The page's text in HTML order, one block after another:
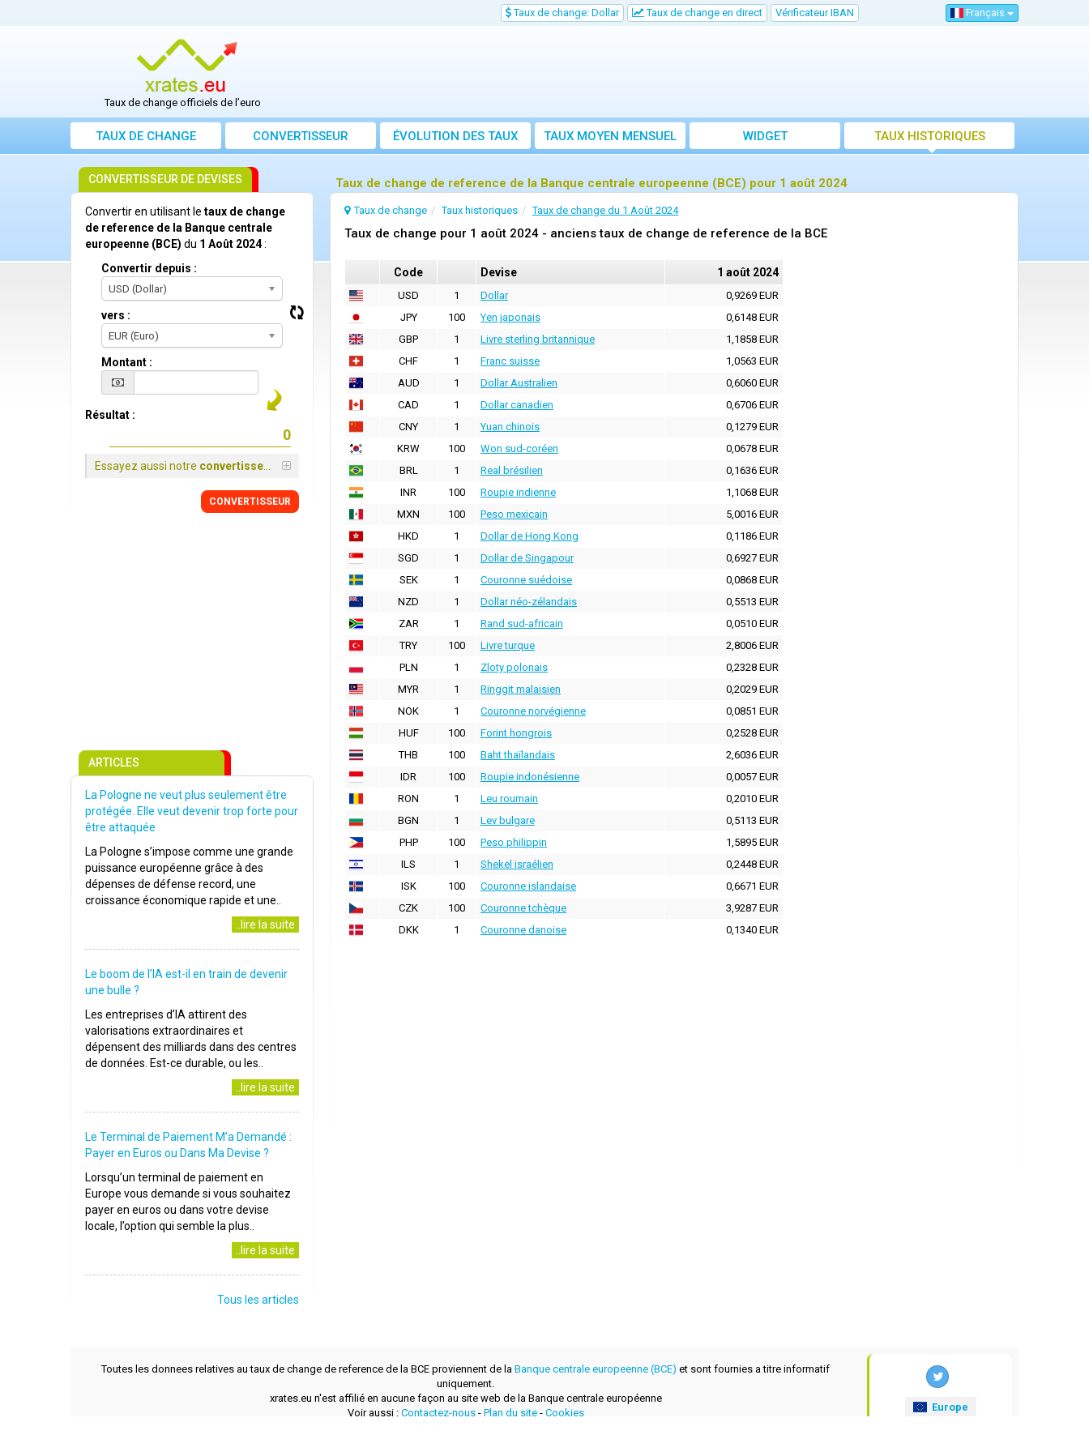
Taux de change: Dollar Taux de change en direct Vérificateur IBAN Français
Taux de change officiels de l’euro
TAUX DE CHANGE CONVERTISSEUR ÉVOLUTION DES TAUX TAUX MOYEN MENSUEL WIDGET TAUX HISTORIQUES
Taux de change de reference de la Banque centrale europeenne (BCE) pour 1 août 2024
Taux de change Taux historiques Taux de change du 1 Août 2024
Taux de change pour 1 août 2024 - anciens taux de change de reference de la BCE
Code Devise 1 août 2024
USD 1 Dollar
0,9269 EUR
JPY
100 Yen japonais
0,6148 EUR
GBP
1 Livre sterling britannique
1,1858 EUR
CHF
1 Franc suisse
1,0563 EUR
AUD
1 Dollar Australien
0,6060 EUR
CAD
1 Dollar canadien
0,6706 EUR
CNY
1 Yuan chinois
0,1279 EUR
KRW
100 Won sud-coréen
0,0678 EUR
BRL
1 Real brésilien
0,1636 EUR
INR
100 Roupie indienne
1,1068 EUR
MXN
100 Peso mexicain
5,0016 EUR
HKD
1 Dollar de Hong Kong
0,1186 EUR
SGD
1 Dollar de Singapour
0,6927 EUR
SEK
1 Couronne suédoise
0,0868 EUR
NZD
1 Dollar néo-zélandais
0,5513 EUR
ZAR
1 Rand sud-africain
0,0510 EUR
TRY
100 Livre turque
2,8006 EUR
PLN
1 Zloty polonais
0,2328 EUR
MYR
1 Ringgit malaisien
0,2029 EUR
NOK
1 Couronne norvégienne
0,0851 EUR
HUF
100 Forint hongrois
0,2528 EUR
THB
100 Baht thaïlandais
2,6036 EUR
IDR
100 Roupie indonésienne
0,0057 EUR
RON
1 Leu roumain
0,2010 EUR
BGN
1 Lev bulgare
0,5113 EUR
PHP
100 Peso philippin
1,5895 EUR
ILS
1 Shekel israélien
0,2448 EUR
ISK
100 Couronne islandaise
0,6671 EUR
CZK
100 Couronne tchèque
3,9287 EUR
DKK
1 Couronne danoise 0,1340 EUR
CONVERTISSEUR DE DEVISES
Convertir en utilisant le taux de change
de reference de la Banque centrale
europeenne (BCE) du 1 Août 2024:
Convertir depuis :
USD (Dollar)
vers :
EUR (Euro)
Montant :
Résultat :
Essayez aussi notre convertisseur
CONVERTISSEUR
ARTICLES
La Pologne ne veut plus seulement être
protégée. Elle veut devenir trop forte pour
être attaquée
La Pologne s’impose comme une grande
puissance européenne grâce à des
dépenses de défense record, une
croissance économique rapide et une..
..lire la suite
Le boom de l’IA est-il en train de devenir
une bulle ?
Les entreprises d’IA attirent des
valorisations extraordinaires et
dépensent des milliards dans des centres
de données. Est-ce durable, ou les..
..lire la suite
Le Terminal de Paiement M’a Demandé :
Payer en Euros ou Dans Ma Devise ?
Lorsqu’un terminal de paiement en
Europe vous demande si vous souhaitez
payer en euros ou dans votre devise
locale, l’option qui semble la plus..
..lire la suite
Tous les articles
Toutes les donnees relatives au taux de change de reference de la BCE proviennent de la Banque centrale europeenne (BCE) et sont fournies a titre informatif
uniquement.
xrates.eu n'est affilié en aucune façon au site web de la Banque centrale européenne
Voir aussi : Contactez-nous- Plan du site- Cookies
Europe